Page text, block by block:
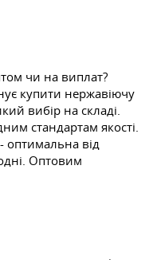
чи на виплат?
купити нержавіючу
вибір на складі.
стандартам якості.
оптимальна від
Оптовим